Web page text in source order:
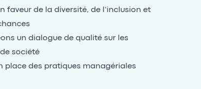
faveur de la diversité, de l’inclusion et
un dialogue de qualité sur les
société
place des pratiques managériales